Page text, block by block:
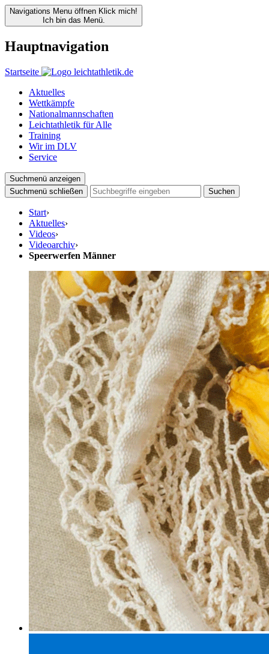
Navigations Menu öffnen Klick mich!
Ich bin das Menü.
Hauptnavigation
Startseite
Aktuelles
Wettkämpfe
Nationalmannschaften
Leichtathletik für Alle
Training
Wir im DLV
Service
Suchmenü anzeigen
Suchmenü schließen
Suchen
Start›
Aktuelles›
Videos›
Videoarchiv›
Speerwerfen Männer